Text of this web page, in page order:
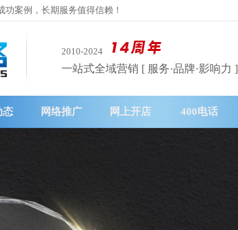
功案例，长期服务值得信赖！
2010-2024
一站式全域营销 [ 服务·品牌·影响力 ]
态 网络推广 网上开店 400电话